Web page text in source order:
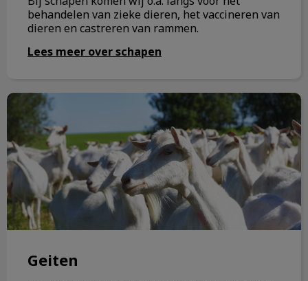
behandelen van zieke dieren, het vaccineren van
dieren en castreren van rammen.
Lees meer over schapen
Geiten
Geiten